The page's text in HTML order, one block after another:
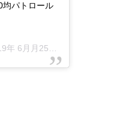
パトロール
月月25日午後4時39分PDT